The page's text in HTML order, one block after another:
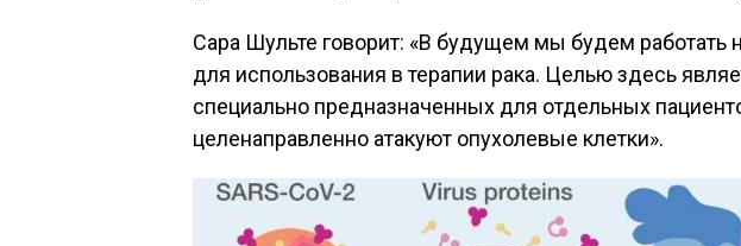
Сара Шульте говорит: «В будущем мы будем работать
для использования в терапии рака. Целью здесь
специально предназначенных для отдельных
целенаправленно атакуют опухолевые клетки».